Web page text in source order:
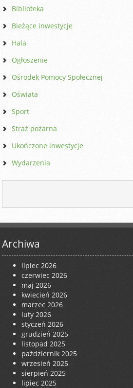
Biblioteka
Bieżące inwestycje
Hala
Ogłoszenie
Ośrodek Pomocy Społecznej
Oświata
Sport
Straż pożarna
Ukończone inwestycje
Wydarzenia
Archiwa
lipiec 2026
czerwiec 2026
maj 2026
kwiecień 2026
marzec 2026
luty 2026
styczeń 2026
grudzień 2025
listopad 2025
październik 2025
wrzesień 2025
sierpień 2025
lipiec 2025